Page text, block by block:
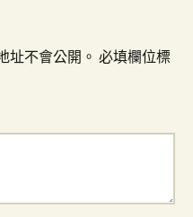
址不會公開。 必填欄位標